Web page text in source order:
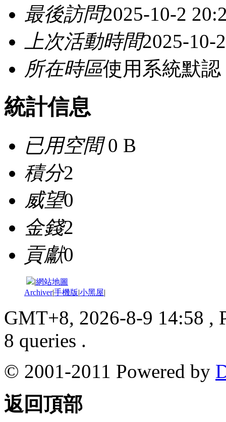
最後訪問2025-10-2
上次活動時間2025-10-
所在時區使用系統默認
統計信息
已用空間0 B
積分2
威望0
金錢2
貢獻0
|網站地圖
Archiver|手機版|小黑屋|
GMT+8, 2026-8-9 14:58 ,
8 queries .
© 2001-2011 Powered by
返回頂部